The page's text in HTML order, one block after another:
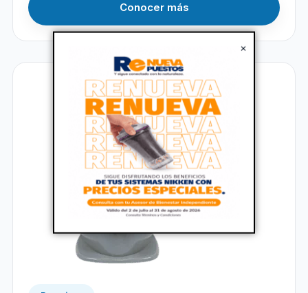
×
Conocer más